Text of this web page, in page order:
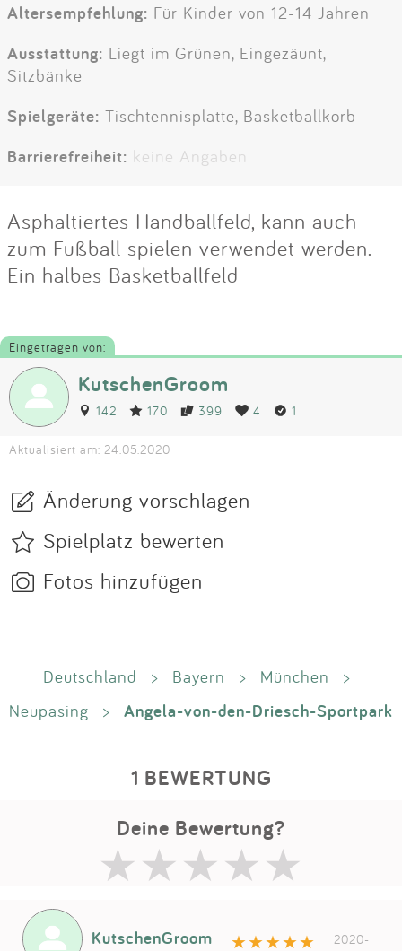
Altersempfehlung: Für Kinder von 12-14 Jahren
Ausstattung: Liegt im Grünen, Eingezäunt,
Sitzbänke
Spielgeräte: Tischtennisplatte, Basketballkorb
Barrierefreiheit: keine Angaben
Asphaltiertes Handballfeld, kann auch
zum Fußball spielen verwendet werden.
Ein halbes Basketballfeld
Eingetragen von:
KutschenGroom
142 170 399 4 1
Aktualisiert am: 24.05.2020
Änderung vorschlagen
Spielplatz bewerten
Fotos hinzufügen
Deutschland > Bayern > München
>
Neupasing
> Angela-von-den-Driesch-Sportpark
1 BEWERTUNG
Deine Bewertung?
KutschenGroom 2020-